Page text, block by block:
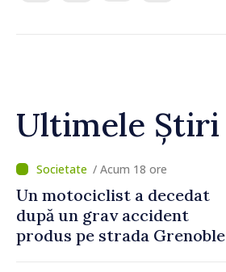
Ultimele Știri
/ Acum 18 ore
Un motociclist a decedat
după un grav accident
produs pe strada Grenoble